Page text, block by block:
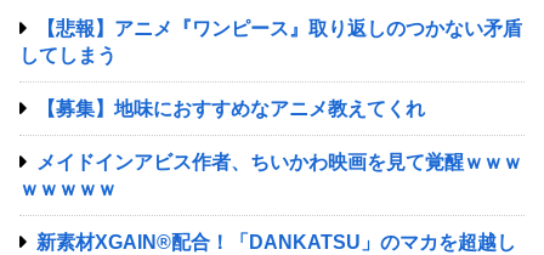
【悲報】アニメ『ワンピース』取り返しのつかない矛盾
してしまう
【募集】地味におすすめなアニメ教えてくれ
メイドインアビス作者、ちいかわ映画を見て覚醒ｗｗｗ
ｗｗｗｗｗ
新素材XGAIN®配合！「DANKATSU」のマカを超越し